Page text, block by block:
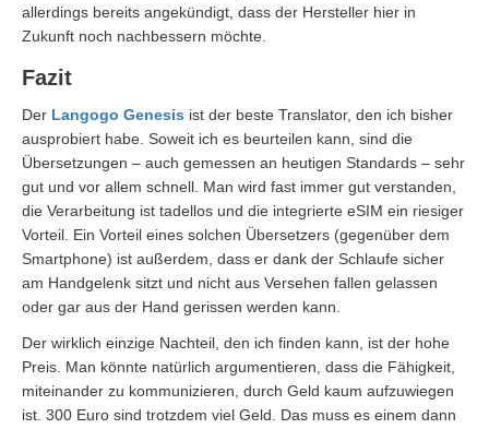
allerdings bereits angekündigt, dass der Hersteller hier in
Zukunft noch nachbessern möchte.
Fazit
Der Langogo Genesis ist der beste Translator, den ich bisher
ausprobiert habe. Soweit ich es beurteilen kann, sind die
Übersetzungen – auch gemessen an heutigen Standards – sehr
gut und vor allem schnell. Man wird fast immer gut verstanden,
die Verarbeitung ist tadellos und die integrierte eSIM ein riesiger
Vorteil. Ein Vorteil eines solchen Übersetzers (gegenüber dem
Smartphone) ist außerdem, dass er dank der Schlaufe sicher
am Handgelenk sitzt und nicht aus Versehen fallen gelassen
oder gar aus der Hand gerissen werden kann.
Der wirklich einzige Nachteil, den ich finden kann, ist der hohe
Preis. Man könnte natürlich argumentieren, dass die Fähigkeit,
miteinander zu kommunizieren, durch Geld kaum aufzuwiegen
ist. 300 Euro sind trotzdem viel Geld. Das muss es einem dann